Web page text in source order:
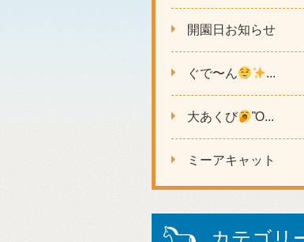
開園日お知らせ
ぐで〜ん ...
大あくび Ὂ...
ミーアキャット